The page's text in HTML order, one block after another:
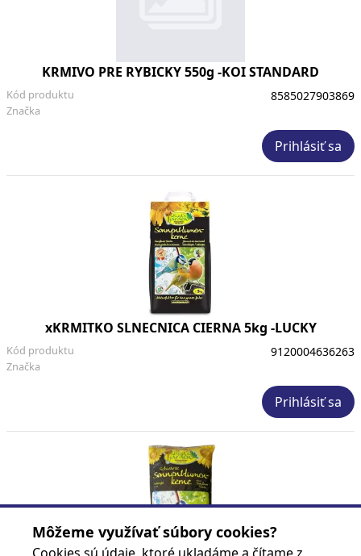
KRMIVO PRE RYBICKY 550g -KOI STANDARD
Značka
Kód produktu 8585027903869
Prihlásiť sa
xKRMITKO SLNECNICA CIERNA 5kg -LUCKY
Značka
Kód produktu 9120004636263
Prihlásiť sa
Môžeme využívať súbory cookies?